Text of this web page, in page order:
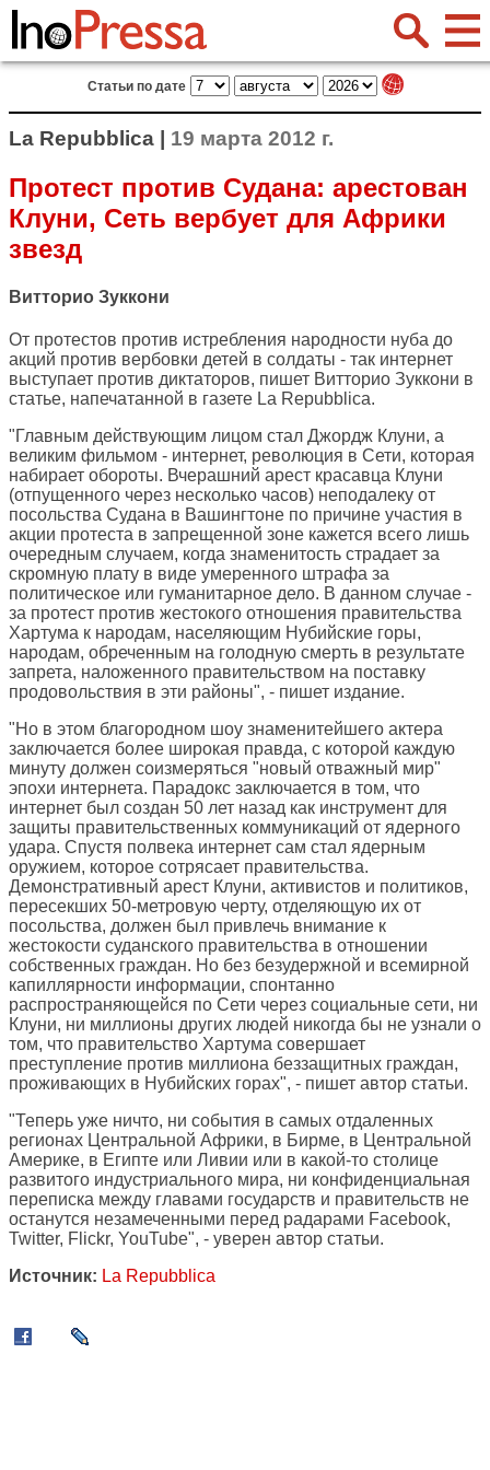
Статьи по дате
La Repubblica | 19 марта 2012 г.
Протест против Судана: арестован
Клуни, Сеть вербует для Африки
звезд
Витторио Зуккони
От протестов против истребления народности нуба до
акций против вербовки детей в солдаты - так интернет
выступает против диктаторов, пишет Витторио Зуккони в
статье, напечатанной в газете La Repubblica.
"Главным действующим лицом стал Джордж Клуни, а
великим фильмом - интернет, революция в Сети, которая
набирает обороты. Вчерашний арест красавца Клуни
(отпущенного через несколько часов) неподалеку от
посольства Судана в Вашингтоне по причине участия в
акции протеста в запрещенной зоне кажется всего лишь
очередным случаем, когда знаменитость страдает за
скромную плату в виде умеренного штрафа за
политическое или гуманитарное дело. В данном случае -
за протест против жестокого отношения правительства
Хартума к народам, населяющим Нубийские горы,
народам, обреченным на голодную смерть в результате
запрета, наложенного правительством на поставку
продовольствия в эти районы", - пишет издание.
"Но в этом благородном шоу знаменитейшего актера
заключается более широкая правда, с которой каждую
минуту должен соизмеряться "новый отважный мир"
эпохи интернета. Парадокс заключается в том, что
интернет был создан 50 лет назад как инструмент для
защиты правительственных коммуникаций от ядерного
удара. Спустя полвека интернет сам стал ядерным
оружием, которое сотрясает правительства.
Демонстративный арест Клуни, активистов и политиков,
пересекших 50-метровую черту, отделяющую их от
посольства, должен был привлечь внимание к
жестокости суданского правительства в отношении
собственных граждан. Но без безудержной и всемирной
капиллярности информации, спонтанно
распространяющейся по Сети через социальные сети, ни
Клуни, ни миллионы других людей никогда бы не узнали о
том, что правительство Хартума совершает
преступление против миллиона беззащитных граждан,
проживающих в Нубийских горах", - пишет автор статьи.
"Теперь уже ничто, ни события в самых отдаленных
регионах Центральной Африки, в Бирме, в Центральной
Америке, в Египте или Ливии или в какой-то столице
развитого индустриального мира, ни конфиденциальная
переписка между главами государств и правительств не
останутся незамеченными перед радарами Facebook,
Twitter, Flickr, YouTube", - уверен автор статьи.
Источник: La Repubblica